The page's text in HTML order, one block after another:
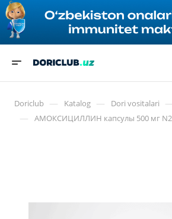
Doriclub — Katalog — Dori vositalari
— АМОКСИЦИЛЛИН капсулы 500 мг